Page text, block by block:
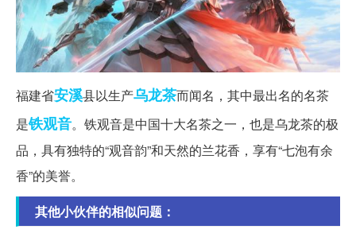
福建省安溪县以生产乌龙茶而闻名，其中最出名的名茶
是铁观音。铁观音是中国十大名茶之一，也是乌龙茶的极
品，具有独特的“观音韵”和天然的兰花香，享有“七泡有余
香”的美誉。
其他小伙伴的相似问题：